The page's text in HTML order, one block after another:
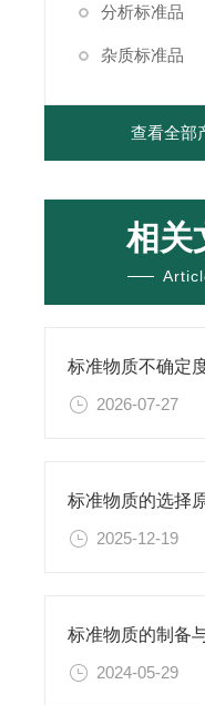
分析标准品
杂质标准品
查看全部
相关
2026-07-27
2025-12-19
标准物质的制备
2024-05-29